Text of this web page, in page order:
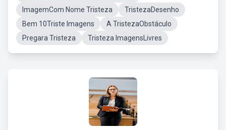
ImagemCom Nome Tristeza
TristezaDesenho
Bem 10Triste Imagens
A TristezaObstáculo
Pregara Tristeza
Tristeza ImagensLivres